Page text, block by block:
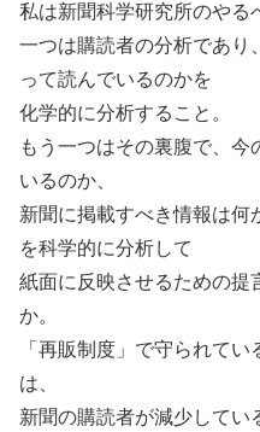
私は新聞科学研究所のやる
一つは購読者の分析であり
って読んでいるのかを
化学的に分析すること。
もう一つはその裏腹で、今
いるのか、
新聞に掲載すべき情報は何
を科学的に分析して
紙面に反映させるための提
か。
「再販制度」で守られて
は、
新聞の購読者が減少してい